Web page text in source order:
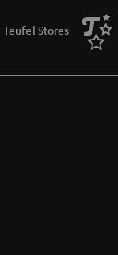
Teufel Stores